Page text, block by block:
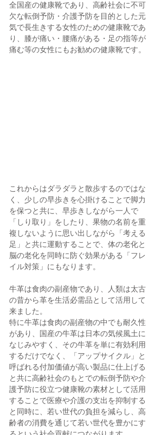
全国産の健康靴であり、高齢社会に不可
欠な転倒予防・介護予防を目的とした元
気で長生きする女性のための健康靴であ
り、膝が痛い・腰痛がある・足の指等が
痛む等の女性にもお勧めの健康靴です。
これからはダラダラと散歩するのではな
く、少しの早歩きを心掛けることで脚力
を保つと共に、早歩きしながら一人で
「しり取り」をしたり、果物の名前を重
複しないように思い出しながら「考える
足」と共に運動することで、体の老化と
脳の老化を同時に防ぐ効果がある「フレ
イル対策」にもなります。
牛革は食肉の副産物であり、人類は太古
の昔から革を生活必需品として活用して
来ました。
特に牛革は食肉の副産物の中でも耐久性
があり、国産の牛革は日本の気候風土に
なじみやすく、その牛革を単に有効利用
するだけでなく、「アップサイクル」と
呼ばれる付加価値が高い製品に仕上げる
と共に高齢社会のもとでの転倒予防や介
護予防に役立つ健康靴の素材として活用
することで医療や介護の支出を抑制する
と同時に、若い世代の負担を減らし、高
齢者の消費を通じて若い世代を豊かにす